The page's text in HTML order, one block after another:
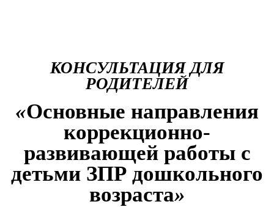
КОНСУЛЬТАЦИЯ ДЛЯ
РОДИТЕЛЕЙ
«Основные направления
коррекционно-
развивающей работы с
детьми ЗПР дошкольного
возраста»